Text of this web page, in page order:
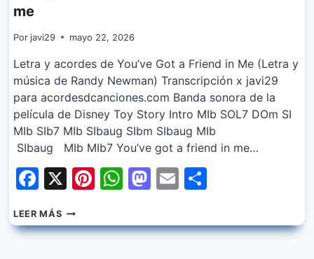
me
Por javi29 mayo 22, 2026
Letra y acordes de You’ve Got a Friend in Me (Letra y
música de Randy Newman) Transcripción x javi29
para acordesdcanciones.com Banda sonora de la
película de Disney Toy Story Intro MIb SOL7 DOm SI
MIb SIb7 MIb SIbaug SIbm SIbaug MIb
SIbaug MIb MIb7 You’ve got a friend in me…
Facebook
X Pinterest
WhatsApp
Mastodon
Email
LEER MÁSRANDY
NEWMAN
–